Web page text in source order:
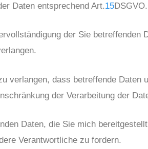
Daten entsprechend Art.15DSGVO.
der Sie betreffenden
verlangen, dass betreffende Daten
der Verarbeitung der
Daten, die Sie mich
Verantwortliche zu fordern.